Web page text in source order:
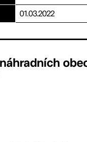
01.03.2022